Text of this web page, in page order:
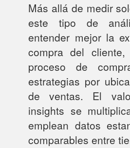
Más allá de medir
este tipo de
entender mejor la
compra del
proceso de
estrategias por
de ventas. El
insights se
emplean datos
comparables entre